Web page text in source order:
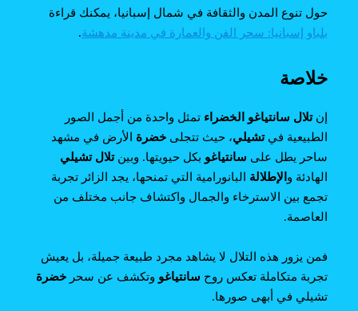
حول تنوع المدن والثقافة في شمال إسبانيا، يمكنك قراءة
بلباو إسبانيا: سحر الفن والعمارة في مدينة مدهشة.
خلاصة
إنتلال سانتياغو الخضراء تمثل واحدة من أجمل الصور
الطبيعية فيتشيلي، حيث تتجلى خضرة الأرض في مشهد
ساحر يطل على سانتياغو بكل حيويتها. وبينتلال تشيلي
الهادئة و الإطلالة البانورامية التي تمنحها، يجد الزائر تجربة
تجمع بين الاسترخاء والجمال واكتشاف جانب مختلف من
العاصمة.
فمن يزور هذه التلال لا يشاهد مجرد طبيعة جميلة، بل يعيش
تجربة متكاملة تعكس روح سانتياغو وتكشف عن سحر خضرة
تشيلي في أبهى صورها.